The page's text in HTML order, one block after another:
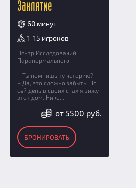
Заклятие
60 минут
1-15 игроков
Центр Исследований
Паранормального
– Ты помнишь ту историю?
– Да, это сложно забыть. По
сей день в своих снах я вижу
этот дом. Нико...
от 5500 руб.
БРОНИРОВАТЬ